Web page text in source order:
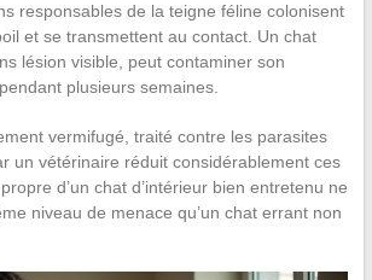
responsables de la teigne féline colonisent
et se transmettent au contact. Un chat
lésion visible, peut contaminer son
plusieurs semaines.
vermifugé, traité contre les parasites
un vétérinaire réduit considérablement ces
d’un chat d’intérieur bien entretenu ne
niveau de menace qu’un chat errant non